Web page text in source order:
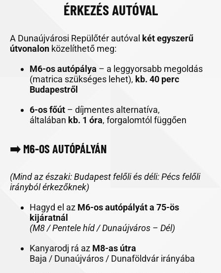
ÉRKEZÉS AUTÓVAL
A Dunaújvárosi Repülőtér autóval két egyszerű
útvonalonközelíthető meg:
M6-os autópálya – a leggyorsabb megoldás
(matrica szükséges lehet), kb. 40 perc
Budapestről
6-os főút– díjmentes alternatíva,
általában kb. 1 óra, forgalomtól függően
➡️ M6-OS AUTÓPÁLYÁN
(Mind az északi: Budapest felőli és déli: Pécs felőli
irányból érkezőknek)
Hagyd el az M6-os autópályát a 75-ös
kijáratnál
(M8 / Pentele híd / Dunaújváros – Dél)
Kanyarodj rá az M8-as útra
Baja / Dunaújváros / Dunaföldvár irányába